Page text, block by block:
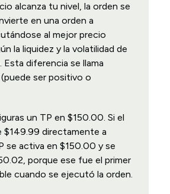
alcanza tu nivel, la orden se
en una orden a
al mejor precio
la liquidez y la volatilidad de
diferencia se llama
ser positivo o
un TP en $150.00. Si el
$149.99 directamente a
se activa en $150.00 y se
porque ese fue el primer
cuando se ejecutó la orden.